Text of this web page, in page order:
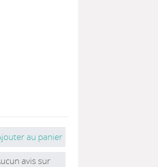
au panier
avis sur